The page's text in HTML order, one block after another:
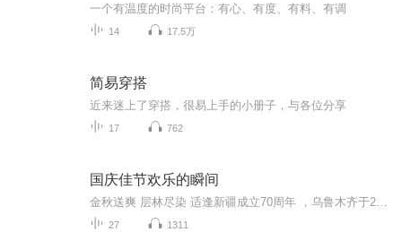
一个有温度的时尚平台：有心、有度、有料、有调
14 17.5万
简易穿搭
近来迷上了穿搭，很易上手的小册子，与各位分享
17 762
国庆佳节欢乐的瞬间
27 1311